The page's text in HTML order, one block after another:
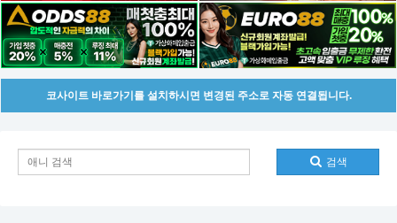
코사이트 바로가기를 설치하시면 변경된 주소로 자동 연결됩니다.
검색